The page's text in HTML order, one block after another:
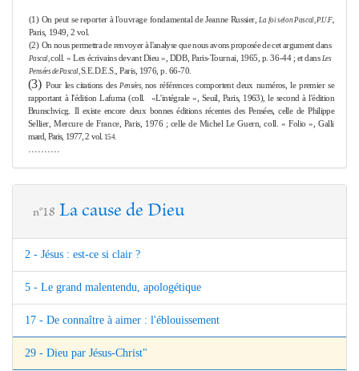
(1) On peut se reporter à l'ouvrage fondamental de Jeanne Russier,La foi selon Pascal,P.U.F.,
Paris, 1949, 2 vol.
(2) On nous permettra de renvoyer à l'analyse que nous avons proposée de cet argumentdans
Pascal,coll. « Les écrivains devant Dieu », DDB, Paris-Tournai, 1965, p. 36-44 ; etdans Les
Pensées de Pascal, S.E.D.E.S., Paris, 1976, p. 66-70.
(3)Pour les citations desPensées, nos références comportent deux numéros, le premier se
rapportant à l'édition Lafuma (coll.
«L'intégrale », Seuil, Paris, 1963), le second à l'édition
Brunschvicg. Il existe encore deux bonnes éditions récentes des Pensées, celle de Philippe
Sellier, Mercure de France, Paris, 1976 ; celle de Michel Le Guern, coll. « Folio », Galli­
mard, Paris, 1977, 2 vol. 154.
n°18 La cause de Dieu
2 - Jésus : est-ce si clair ?
5 - Le grand malentendu, apologétique
17 - De connaître à aimer : l'éblouissement
29 - Dieu par Jésus-Christ"